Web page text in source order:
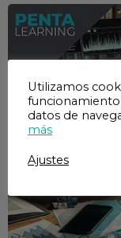
Utilizamos
funcionamiento
datos de
más
Ajustes